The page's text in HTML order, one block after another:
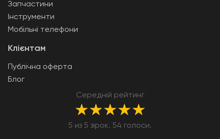
Клієнтам
Публічна оферта
Блог
Середній рейтинг
★★★★★
5 из 5 зірок. 54 голоси.
Запчастини
Інструменти
Мобільні телефони